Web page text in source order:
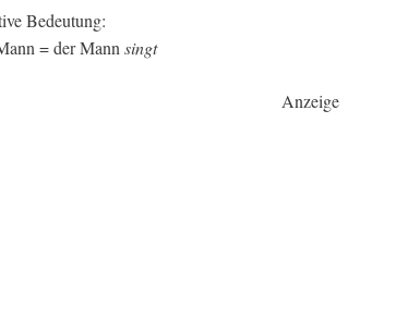
Bedeutung:
= der Mannsingt
Anzeige